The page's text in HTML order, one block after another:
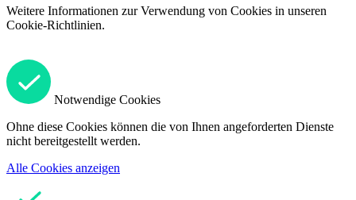
Weitere Informationen zur Verwendung von Cookies in unseren
Cookie-Richtlinien.
Notwendige Cookies
Ohne diese Cookies können die von Ihnen angeforderten Dienste
nicht bereitgestellt werden.
Alle Cookies anzeigen